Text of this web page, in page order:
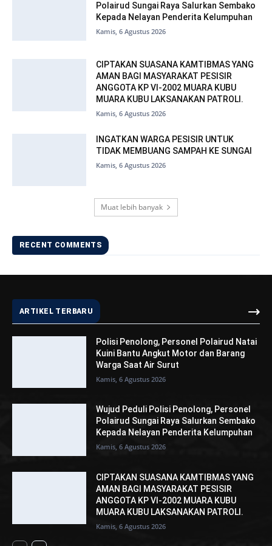
Polairud Sungai Raya Salurkan Sembako
Kepada Nelayan Penderita Kelumpuhan
Kamis, 6 Agustus 2026
CIPTAKAN SUASANA KAMTIBMAS YANG
AMAN BAGI MASYARAKAT PESISIR
ANGGOTA KP VI-2002 MUARA KUBU
MUARA KUBU LAKSANAKAN PATROLI.
Kamis, 6 Agustus 2026
INGATKAN WARGA PESISIR UNTUK
TIDAK MEMBUANG SAMPAH KE SUNGAI
Kamis, 6 Agustus 2026
Muat lebih banyak
RECENT COMMENTS
ARTIKEL TERBARU
Polisi Penolong, Personel Polairud Natai
Kuini Bantu Angkut Motor dan Barang
Warga Saat Air Surut
Kamis, 6 Agustus 2026
Wujud Peduli Polisi Penolong, Personel
Polairud Sungai Raya Salurkan Sembako
Kepada Nelayan Penderita Kelumpuhan
Kamis, 6 Agustus 2026
CIPTAKAN SUASANA KAMTIBMAS YANG
AMAN BAGI MASYARAKAT PESISIR
ANGGOTA KP VI-2002 MUARA KUBU
MUARA KUBU LAKSANAKAN PATROLI.
Kamis, 6 Agustus 2026